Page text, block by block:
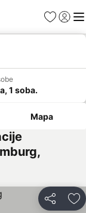
FavoritiPrijavi
1 soba.
Mapa
Deli